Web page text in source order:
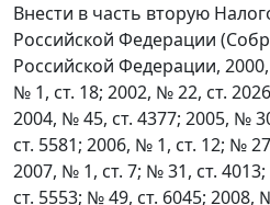
Внести в часть вторую
Российской Федерации
Российской Федерации,
№ 1, ст. 18; 2002, № 22, ст.
2004, № 45, ст. 4377; 2005, №
ст. 5581; 2006, № 1, ст. 12; №
2007, № 1, ст. 7; № 31, ст.
ст. 5553; № 49, ст. 6045; 2008,